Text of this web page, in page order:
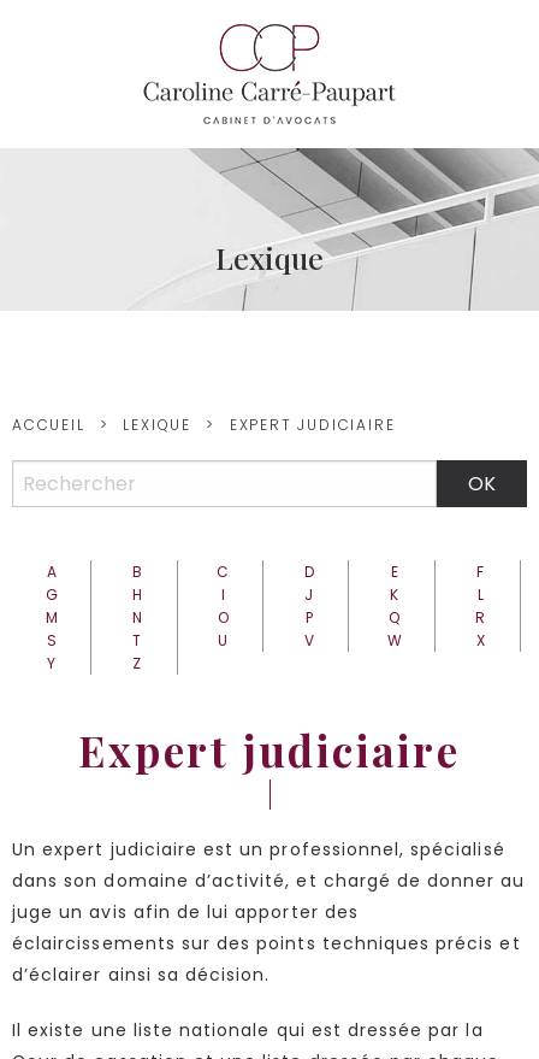
Lexique
ACCUEIL LEXIQUE EXPERT JUDICIAIRE
A B C D E
F
G
H I J K
L
M
N O P Q
R
S
T U V W
X
Y
Z
Expert judiciaire
Un expert judiciaire est un professionnel, spécialisé
dans son domaine d’activité, et chargé de donner au
juge un avis afin de lui apporter des
éclaircissements sur des points techniques précis et
d’éclairer ainsi sa décision.
Il existe une liste nationale qui est dressée par la